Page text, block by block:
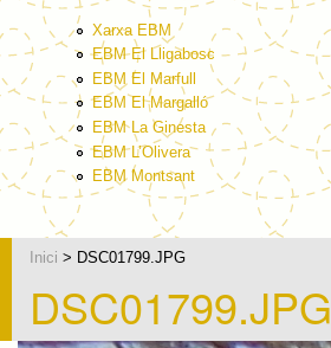
Xarxa EBM
EBM El Lligabosc
EBM El Marfull
EBM El Margalló
EBM La Ginesta
EBM L’Olivera
EBM Montsant
Inici > DSC01799.JPG
DSC01799.JPG